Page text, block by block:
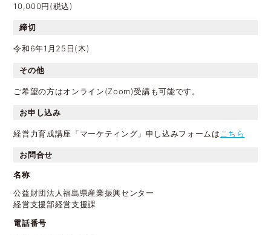
10,000円(税込)
締切
令和6年1月25日(木)
その他
ご希望の方はオンライン(Zoom)受講も可能です。
お申し込み
経営力育成講座「マーケティング」申し込みフォームは こちら
お問合せ
名称
公益財団法人福島県産業振興センター
経営支援部経営支援課
電話番号